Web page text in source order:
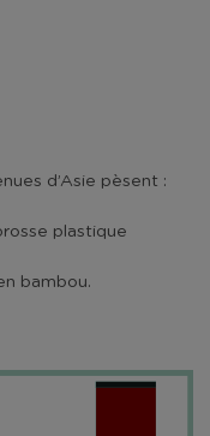
d’Asie pèsent :
plastique
bambou.